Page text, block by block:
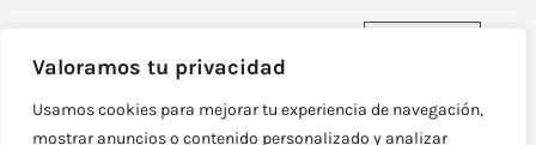
Valoramos tu privacidad
Usamos cookies para mejorar tu experiencia de navegación,
mostrar anuncios o contenido personalizado y analizar